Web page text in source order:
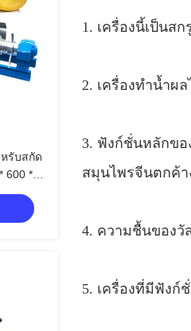
รับสกัด
600 *
1. เครื่องนี้เป็นส
2. เครื่องทำน้ำผ
3. ฟังก์ชั่นหลักขอ
สมุนไพรจีนตกค้า
4. ความชื้นของ
5. เครื่องที่มีฟังก์